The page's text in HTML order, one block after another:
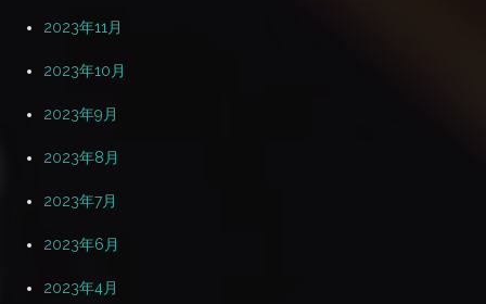
2023年11月
2023年10月
2023年9月
2023年8月
2023年7月
2023年6月
2023年4月